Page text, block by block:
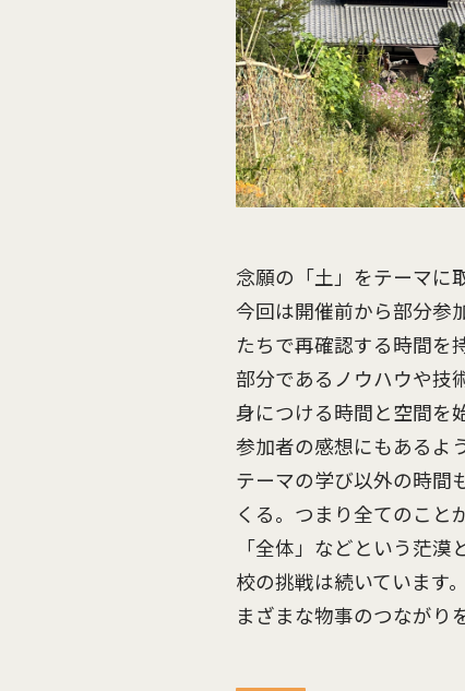
念願の「土」をテーマに
今回は開催前から部分参
たちで再確認する時間を
部分であるノウハウや技
身につける時間と空間を
参加者の感想にもあるよ
テーマの学び以外の時間
くる。つまり全てのこと
「全体」などという茫
校の挑戦は続いています
まざまな物事のつながり